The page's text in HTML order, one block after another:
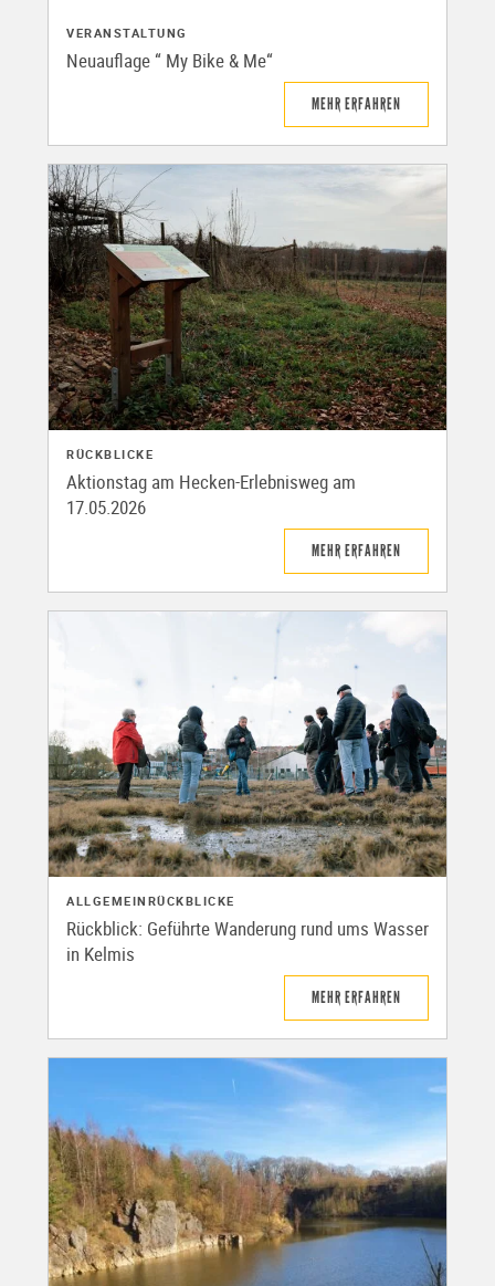
VERANSTALTUNG
Neuauflage “ My Bike & Me“
MEHR ERFAHREN
RÜCKBLICKE
Aktionstag am Hecken-Erlebnisweg am
17.05.2026
MEHR ERFAHREN
ALLGEMEIN RÜCKBLICKE
Rückblick: Geführte Wanderung rund ums Wasser
in Kelmis
MEHR ERFAHREN